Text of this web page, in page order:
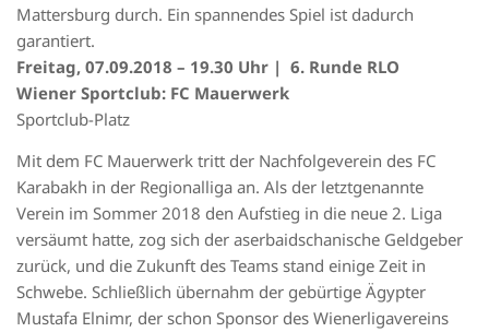
Mattersburg durch. Ein spannendes Spiel ist dadurch
garantiert.
Freitag, 07.09.2018 – 19.30 Uhr | 6. Runde RLO
Wiener Sportclub: FC Mauerwerk
Sportclub-Platz
Mit dem FC Mauerwerk tritt der Nachfolgeverein des FC
Karabakh in der Regionalliga an. Als der letztgenannte
Verein im Sommer 2018 den Aufstieg in die neue 2. Liga
versäumt hatte, zog sich der aserbaidschanische Geldgeber
zurück, und die Zukunft des Teams stand einige Zeit in
Schwebe. Schließlich übernahm der gebürtige Ägypter
Mustafa Elnimr, der schon Sponsor des Wienerligavereins